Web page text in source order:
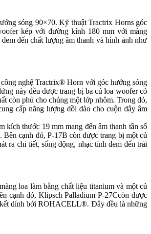
sóng 90×70. Kỹ thuật Tractrix Horns góc
kép với đường kính 180 mm với màng
đến chất lượng âm thanh và hình ảnh như
nghệ Tractrix® Horn với góc hướng sóng
này đều được trang bị ba củ loa woofer có
còn phủ cho chúng một lớp nhôm. Trong đó,
cấp năng lượng dồi dào cho cuộn dây âm
thước 19 mm mang đến âm thanh tần số
cạnh đó, P-17B còn được trang bị một củ
ra chi tiết, sống động, nhạc tính đem đến trải
loa làm bằng chất liệu titanium và một củ
cạnh đó, Klipsch Palladium P-27Ccòn được
dính bởi ROHACELL®. Đây đều là những